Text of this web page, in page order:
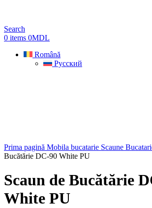
Search
0 items 0MDL
Română
Русский
Prima pagină Mobila bucatarie Scaune
Bucătărie DC-90 White PU
Scaun de Bucătărie
White PU